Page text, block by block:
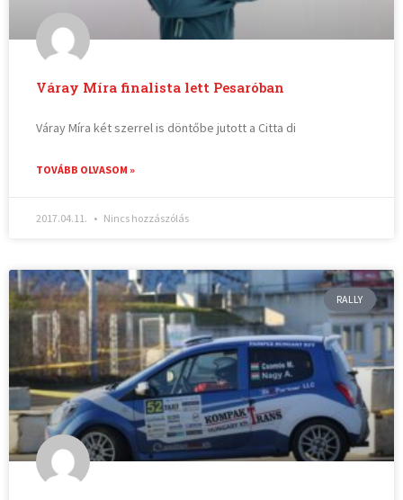
Váray Míra finalista lett Pesaróban
Váray Míra két szerrel is döntőbe jutott a Citta di
TOVÁBB OLVASOM »
2017.04.11. Nincs hozzászólás
RALLY